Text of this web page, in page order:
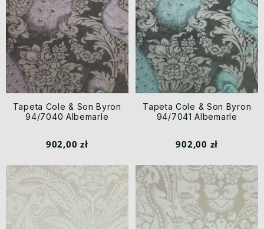
Tapeta Cole & Son Byron
94/7040 Albemarle
902,00 zł
Tapeta Cole & Son Byron
94/7041 Albemarle
902,00 zł